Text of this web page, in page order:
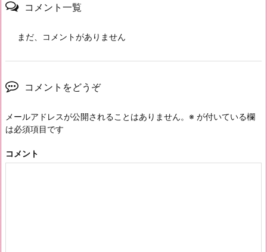
コメント一覧
まだ、コメントがありません
コメントをどうぞ
メールアドレスが公開されることはありません。 ※ が付いている欄
は必須項目です
コメント